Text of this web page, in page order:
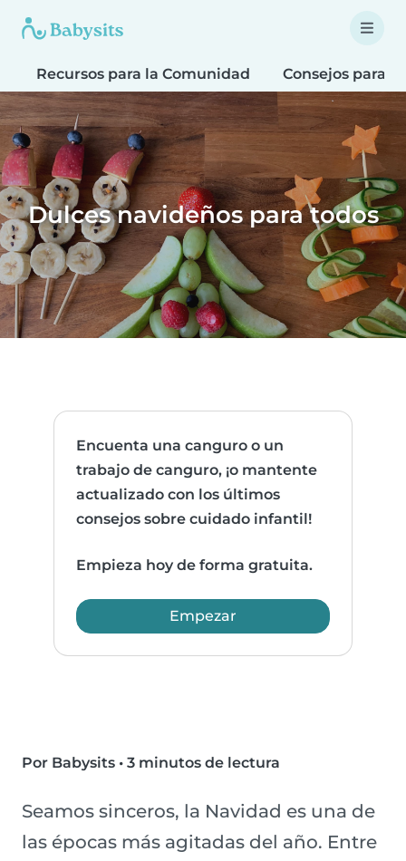
Recursos para la Comunidad Consejos para
Dulces navideños para todos
Encuenta una canguro o un
trabajo de canguro, ¡o mantente
actualizado con los últimos
consejos sobre cuidado infantil!
Empieza hoy de forma gratuita.
Empezar
Por Babysits • 3 minutos de lectura
Seamos sinceros, la Navidad es una de
las épocas más agitadas del año. Entre